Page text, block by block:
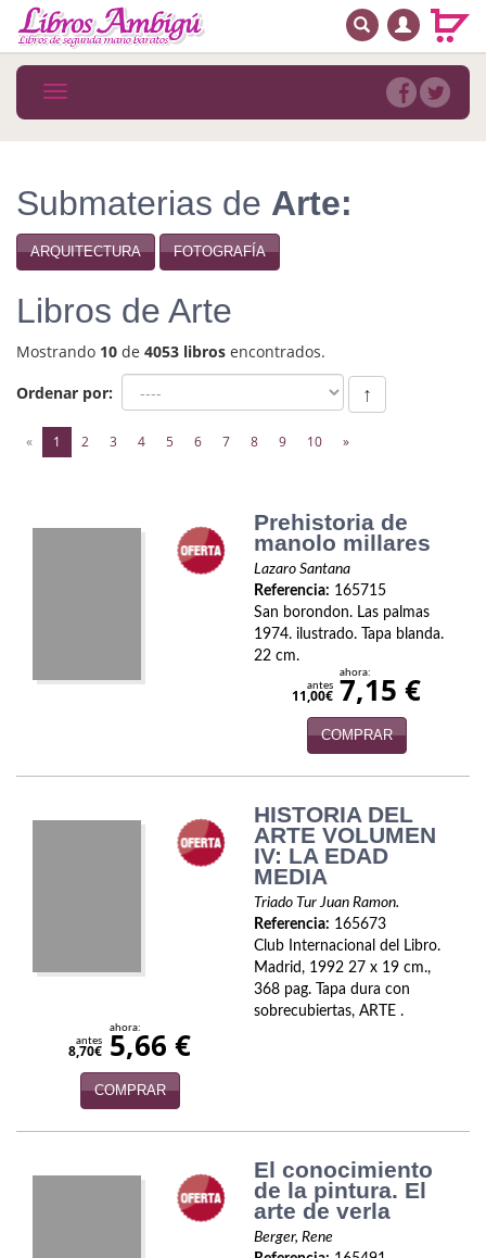
MENÚ PRINCIPAL
Novedades
MATERIAS
Arte
Astrología. Ocultismo
Autoayuda. Conocimiento personal
Autoayuda. Crecimiento personal
Biografía
Enciclopedias
Ensayo literario
Filosofía
BUSCAR
Toggle
navigation
Submaterias de Arte:
ARQUITECTURA FOTOGRAFÍA
Libros de Arte
Mostrando 10 de 4053 libros encontrados.
Ordenar por:
↑
« 1 (current)
2 3 4 5 6 7 8 9 10 »
Prehistoria de
manolo millares
Lazaro Santana
Referencia: 165715
San borondon. Las palmas
1974. ilustrado. Tapa blanda.
22 cm.
antes
11,00€
ahora:
7,15 €
COMPRAR
HISTORIA DEL
ARTE VOLUMEN
IV: LA EDAD
MEDIA
Triado Tur Juan Ramon.
Referencia: 165673
Club Internacional del Libro.
Madrid, 1992 27 x 19 cm.,
368 pag. Tapa dura con
sobrecubiertas, ARTE .
antes
8,70€
ahora:
5,66 €
COMPRAR
El conocimiento
de la pintura. El
arte de verla
Berger, Rene